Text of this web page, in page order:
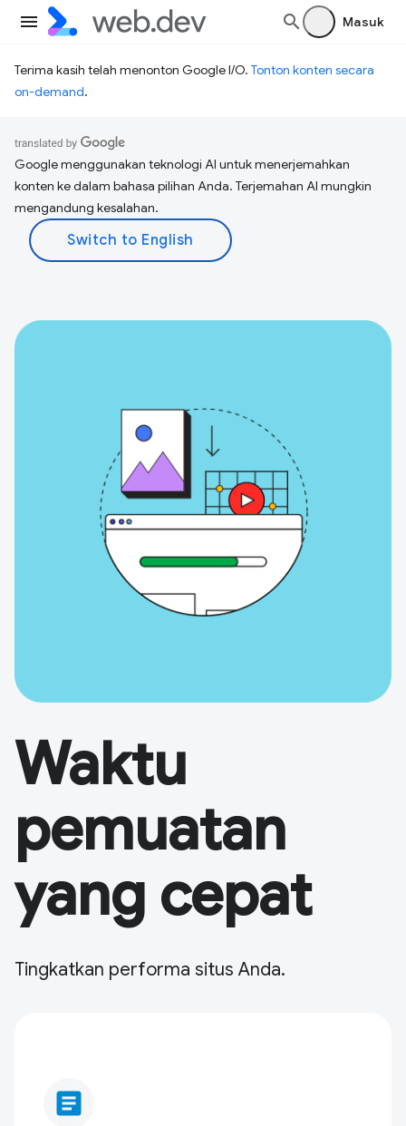
Masuk
Terima kasih telah menonton Google I/O. Tonton konten secara
on-demand.
Google menggunakan teknologi AI untuk menerjemahkan
konten ke dalam bahasa pilihan Anda. Terjemahan AI mungkin
mengandung kesalahan.
Waktu
pemuatan
yang cepat
Tingkatkan performa situs Anda.
article